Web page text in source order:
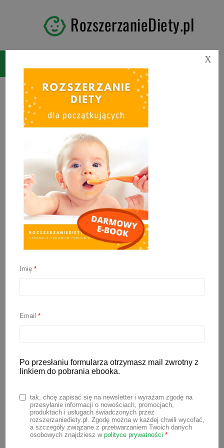
RozszerzanieDiety.pl
Kasza manna BLW
mam dla Was propozycję jak podać kaszę
manną do samodzielnego jedzenia jest
banalnie prosty. Do jego przygotowania
na pewno znajdziesz w swojej kuchni.⠀
Imię*
Email*
Po przesłaniu formularza otrzymasz mail zwrotny z
linkiem do pobrania ebooka.
tak, chcę zapisać się na newsletter i wyrażam zgodę na
przesyłanie informacji o nowościach, promocjach,
produktach i usługach świadczonych przez
rozszerzaniediety.pl. Zgodę można w każdej chwili wycofać,
a szczegóły związane z przetwarzaniem Twoich danych
osobowych znajdziesz w polityce prywatności *
X